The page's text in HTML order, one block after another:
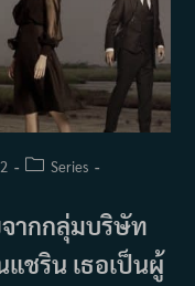
PostSeries
จากกลุ่มบริษัท
ชริน เธอเป็นผู้